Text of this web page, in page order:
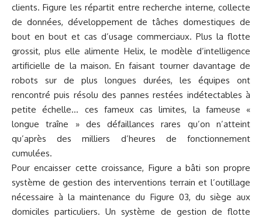
clients. Figure les répartit entre recherche interne, collecte
de données, développement de tâches domestiques de
bout en bout et cas d’usage commerciaux. Plus la flotte
grossit, plus elle alimente Helix, le modèle d’intelligence
artificielle de la maison. En faisant tourner davantage de
robots sur de plus longues durées, les équipes ont
rencontré puis résolu des pannes restées indétectables à
petite échelle… ces fameux cas limites, la fameuse «
longue traîne » des défaillances rares qu’on n’atteint
qu’après des milliers d’heures de fonctionnement
cumulées.
Pour encaisser cette croissance, Figure a bâti son propre
système de gestion des interventions terrain et l’outillage
nécessaire à la maintenance du Figure 03, du siège aux
domiciles particuliers. Un système de gestion de flotte